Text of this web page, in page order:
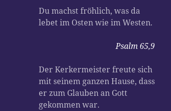
Du machst fröhlich, was da
lebet im Osten wie im Westen.
Psalm 65,9
Der Kerkermeister freute sich
mit seinem ganzen Hause, dass
er zum Glauben an Gott
gekommen war.